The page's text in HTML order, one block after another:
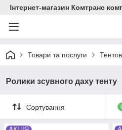
Інтернет-магазин Комтранс
Товари та послуги
Ролики зсувного даху тенту
Сортування